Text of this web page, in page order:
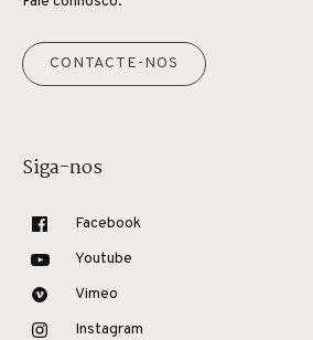
CONTACTE-NOS
Siga-nos
Facebook
Youtube
Vimeo
Instagram